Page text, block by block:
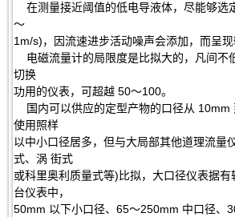
在测量接近阈值的低电导液体，尽能够选
～
1m/s)，因流速进步活动噪声会添加，而呈现
电磁流量计的局限度是比拟大的，凡间不
切换
功用的仪表，可超越 50～100。
国内可以供应的定型产物的口径从 10mm
使用照样
以中小口径居多，但与大局部其他道理流量
式、涡 街式
或科里奥利质量式等)比拟，大口径仪表据
台仪表中，
50mm 以下小口径、65～250mm 中口径、